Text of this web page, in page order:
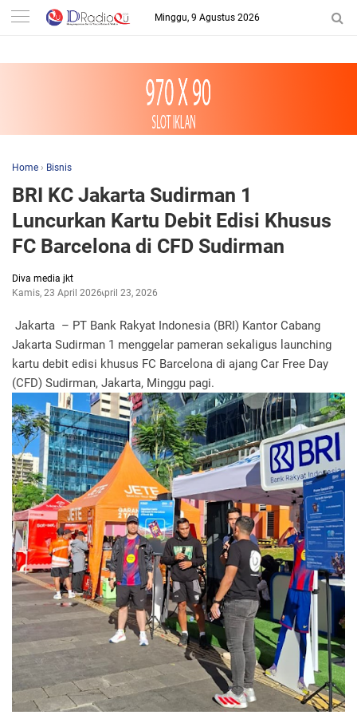
-->
Minggu, 9 Agustus 2026
Home › Bisnis
BRI KC Jakarta Sudirman 1
Luncurkan Kartu Debit Edisi Khusus
FC Barcelona di CFD Sudirman
Diva media jkt
Kamis, 23 April 2026April 23, 2026
Jakarta – PT Bank Rakyat Indonesia (BRI) Kantor Cabang
Jakarta Sudirman 1 menggelar pameran sekaligus launching
kartu debit edisi khusus FC Barcelona di ajang Car Free Day
(CFD) Sudirman, Jakarta, Minggu pagi.